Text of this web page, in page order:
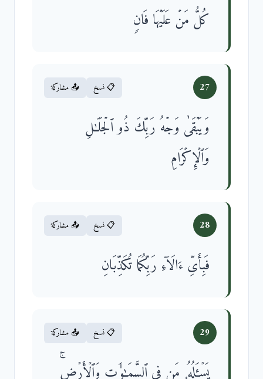
كُلُّ مَنۡ عَلَیۡهَا فَانࣲ
27 📋 نسخ 📤 مشاركة
وَیَبۡقَىٰ وَجۡهُ رَبِّكَ ذُو ٱلۡجَلَـٰلِ
وَٱلۡإِكۡرَامِ
28 📋 نسخ 📤 مشاركة
فَبِأَیِّ ءَالَاۤءِ رَبِّكُمَا تُكَذِّبَانِ
29 📋 نسخ 📤 مشاركة
یَسۡـَٔلُهُۥ مَن فِی ٱلسَّمَـٰوَ ٰ⁠تِ وَٱلۡأَرۡضِۚ